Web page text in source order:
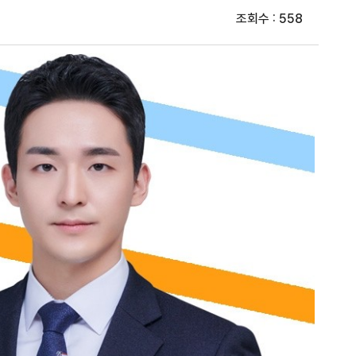
조회수 : 558